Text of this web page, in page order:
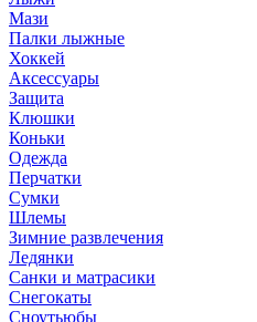
Мази
Палки лыжные
Хоккей
Аксессуары
Защита
Клюшки
Коньки
Одежда
Перчатки
Сумки
Шлемы
Зимние развлечения
Ледянки
Санки и матрасики
Снегокаты
Сноутьюбы